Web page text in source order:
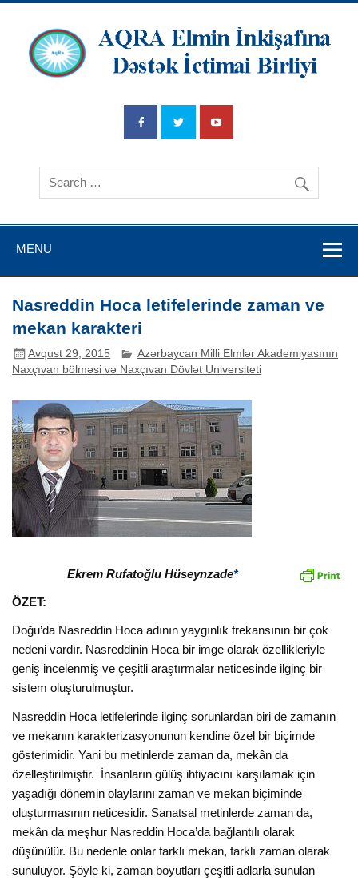
İnkişafına
Dətsək İctimai
Birliyi
MENU
Nasreddin Hoca letifelerinde zaman ve
mekan karakteri
Avqust 29, 2015
Azərbaycan Milli Elmlər Akademiyasının
Naxçıvan bölməsi və Naxçıvan Dövlət Universiteti
Ekrem Rufatoğlu Hüseynzade*
ÖZET:
Doğu’da Nasreddin Hoca adının yaygınlık frekansının bir çok
nedeni vardır. Nasreddinin Hoca bir imge olarak özellikleriyle
geniş incelenmiş ve çeşitli araştırmalar neticesinde ilginç bir
sistem oluşturulmuştur.
Nasreddin Hoca letifelerinde ilginç sorunlardan biri de zamanın
ve mekanın karakterizasyonunun kendine özel bir biçimde
gösterimidir. Yani bu metinlerde zaman da, mekân da
özelleştirilmiştir. İnsanların gülüş ihtiyacını karşılamak için
yaşadığı dönemin olaylarını zaman ve mekan biçiminde
oluşturmasının neticesidir. Sanatsal metinlerde zaman da,
mekân da meşhur Nasreddin Hoca’da bağlantılı olarak
düşünülür. Bu nedenle onlar farklı mekan, farklı zaman olarak
sunuluyor. Şöyle ki, zaman boyutları çeşitli adlarla sunulan